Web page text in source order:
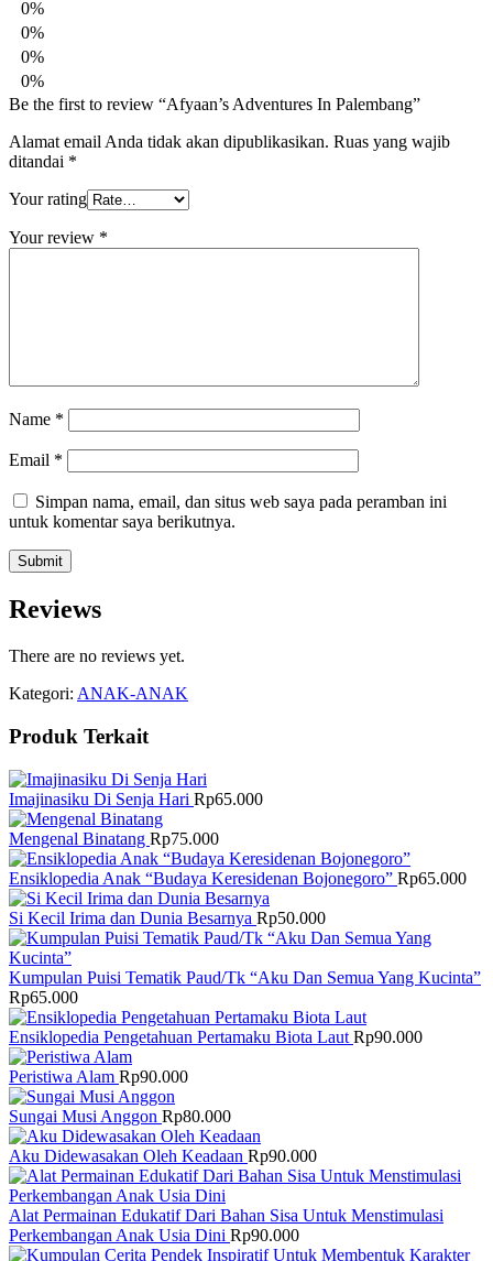
0%
0%
0%
0%
Be the first to review “Afyaan’s Adventures In Palembang”
Alamat email Anda tidak akan dipublikasikan. Ruas yang wajib
ditandai *
Your rating
Your review *
Name *
Email *
Simpan nama, email, dan situs web saya pada peramban ini
untuk komentar saya berikutnya.
Reviews
There are no reviews yet.
Kategori: ANAK-ANAK
Produk Terkait
Imajinasiku Di Senja Hari Rp65.000
Mengenal Binatang Rp75.000
Ensiklopedia Anak “Budaya Keresidenan Bojonegoro” Rp65.000
Si Kecil Irima dan Dunia Besarnya Rp50.000
Kumpulan Puisi Tematik Paud/Tk “Aku Dan Semua Yang Kucinta”
Rp65.000
Ensiklopedia Pengetahuan Pertamaku Biota Laut Rp90.000
Peristiwa Alam Rp90.000
Sungai Musi Anggon Rp80.000
Aku Didewasakan Oleh Keadaan Rp90.000
Alat Permainan Edukatif Dari Bahan Sisa Untuk Menstimulasi
Perkembangan Anak Usia Dini Rp90.000